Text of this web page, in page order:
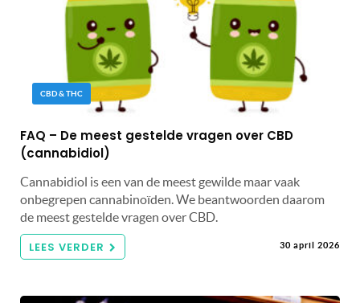
CBD & THC
FAQ – De meest gestelde vragen over CBD
(cannabidiol)
Cannabidiol is een van de meest gewilde maar vaak
onbegrepen cannabinoïden. We beantwoorden daarom
de meest gestelde vragen over CBD.
LEES VERDER 30 april 2026